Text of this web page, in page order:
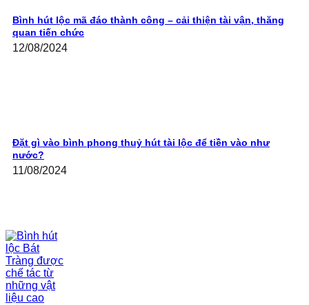
Bình hút lộc mã đáo thành công – cải thiện tài vận, thăng
quan tiến chức
12/08/2024
Đặt gì vào bình phong thuỷ hút tài lộc để tiền vào như
nước?
11/08/2024